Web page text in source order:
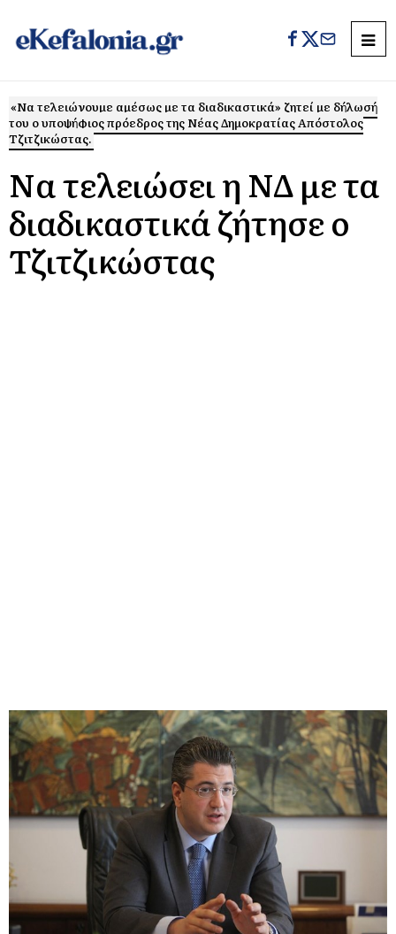
«Να τελειώνουμε αμέσως με τα διαδικαστικά» ζητεί με δήλωσή
του ο υποψήφιος πρόεδρος της Νέας Δημοκρατίας Απόστολος
Τζιτζικώστας.
Να τελειώσει η ΝΔ με τα
διαδικαστικά ζήτησε ο
Τζιτζικώστας